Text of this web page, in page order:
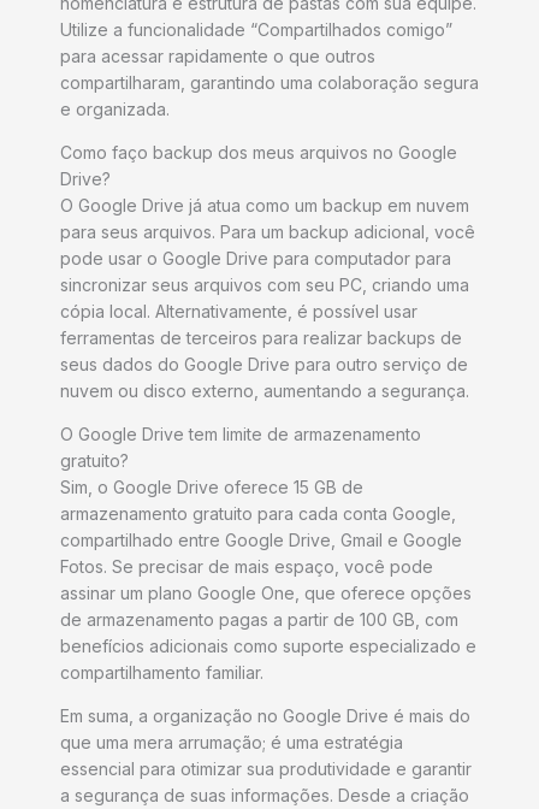
Utilize a funcionalidade “Compartilhados comigo”
para acessar rapidamente o que outros
compartilharam, garantindo uma colaboração segura
e organizada.
Como faço backup dos meus arquivos no Google
Drive?
O Google Drive já atua como um backup em nuvem
para seus arquivos. Para um backup adicional, você
pode usar o Google Drive para computador para
sincronizar seus arquivos com seu PC, criando uma
cópia local. Alternativamente, é possível usar
ferramentas de terceiros para realizar backups de
seus dados do Google Drive para outro serviço de
nuvem ou disco externo, aumentando a segurança.
O Google Drive tem limite de armazenamento
gratuito?
Sim, o Google Drive oferece 15 GB de
armazenamento gratuito para cada conta Google,
compartilhado entre Google Drive, Gmail e Google
Fotos. Se precisar de mais espaço, você pode
assinar um plano Google One, que oferece opções
de armazenamento pagas a partir de 100 GB, com
benefícios adicionais como suporte especializado e
compartilhamento familiar.
Em suma, a organização no Google Drive é mais do
que uma mera arrumação; é uma estratégia
essencial para otimizar sua produtividade e garantir
a segurança de suas informações. Desde a criação